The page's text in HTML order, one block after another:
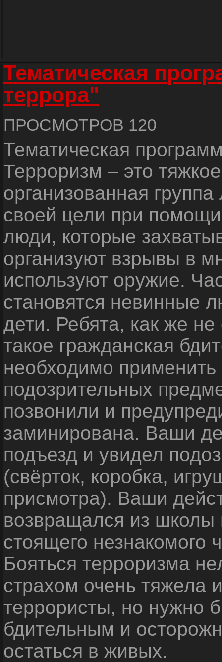
Тематическая
террора"
ПРОСМОТРОВ 120
Тематическая
Терроризм – это
организованная
своей цели при
люди, которые
организуют взрывы в
используют оружие.
становятся невинные
дети. Ребята, как же не
такое гражданская
необходимо
подозрительных
позвонили и
заминирована. Ваши
подъезд и увидел
(свёрток, коробка,
присмотра). Ваши
возвращался из школы
стоящего незнакомого
Бояться терроризма
страхом очень тяжела
террористы, но нужно
бдительным и
остаться в живых.